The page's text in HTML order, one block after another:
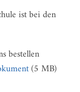
ist bei den
bestellen
(5 MB)